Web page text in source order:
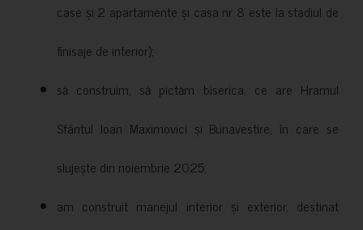
case și 2 apartamente și casa nr 8 este la stadiul de
finisaje de interior);
să construim, să pictăm biserica, ce are Hramul
Sfântul Ioan Maximovici și Bunavestire, în care se
slujește din noiembrie 2025;
am construit manejul interior și exterior, destinat